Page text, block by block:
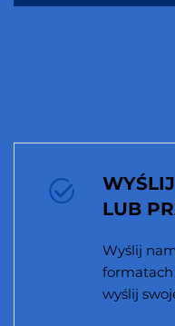
LUB
Wyślij
formatach
wyślij